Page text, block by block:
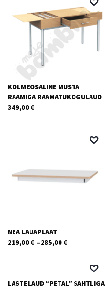
KOLMEOSALINE MUSTA
RAAMIGA RAAMATUKOGULAUD
349,00 €
NEA LAUAPLAAT
219,00 € –285,00 €
Hinnavahemik:
LASTELAUD “PETAL” SAHTLIGA